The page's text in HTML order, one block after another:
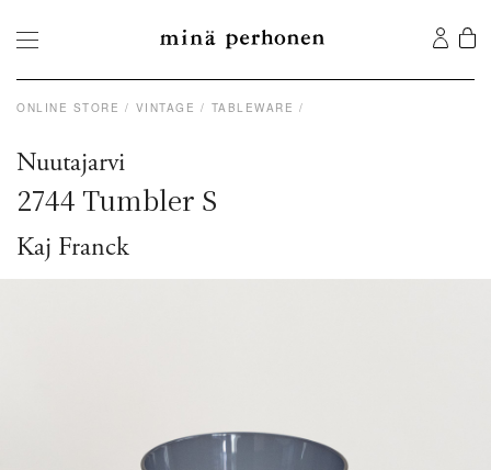
ONLINE STORE VINTAGE TABLEWARE
Nuutajarvi
2744 Tumbler S
Kaj Franck